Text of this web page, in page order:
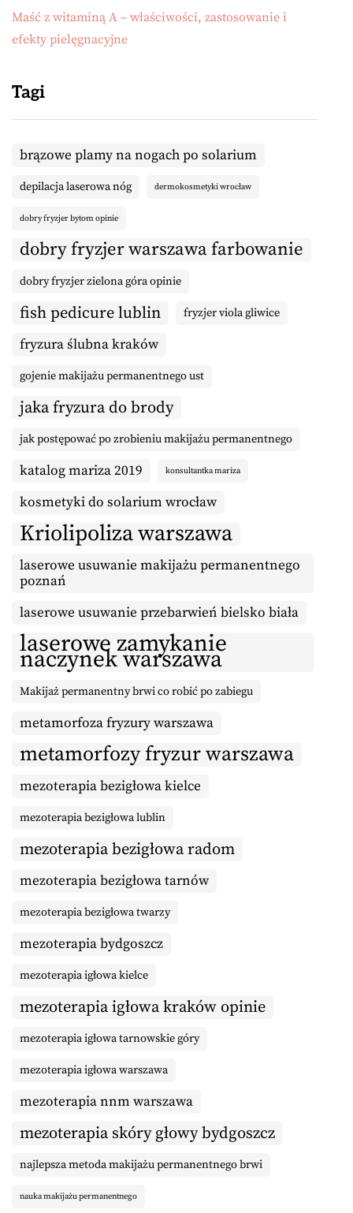
Maść z witaminą A – właściwości, zastosowanie i
efekty pielęgnacyjne
Tagi
brązowe plamy na nogach po solarium
depilacja laserowa nóg dermokosmetyki wrocław
dobry fryzjer bytom opinie
dobry fryzjer warszawa farbowanie
dobry fryzjer zielona góra opinie
fish pedicure lublin fryzjer viola gliwice
fryzura ślubna kraków
gojenie makijażu permanentnego ust
jaka fryzura do brody
jak postępować po zrobieniu makijażu permanentnego
katalog mariza 2019 konsultantka mariza
kosmetyki do solarium wrocław
Kriolipoliza warszawa
laserowe usuwanie makijażu permanentnego
poznań
laserowe usuwanie przebarwień bielsko biała
laserowe zamykanie
naczynek warszawa
Makijaż permanentny brwi co robić po zabiegu
metamorfoza fryzury warszawa
metamorfozy fryzur warszawa
mezoterapia bezigłowa kielce
mezoterapia bezigłowa lublin
mezoterapia bezigłowa radom
mezoterapia bezigłowa tarnów
mezoterapia bezigłowa twarzy
mezoterapia bydgoszcz
mezoterapia igłowa kielce
mezoterapia igłowa kraków opinie
mezoterapia igłowa tarnowskie góry
mezoterapia igłowa warszawa
mezoterapia nnm warszawa
mezoterapia skóry głowy bydgoszcz
najlepsza metoda makijażu permanentnego brwi
nauka makijażu permanentnego